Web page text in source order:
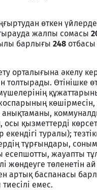
өткен
жалпы сомасы
барлығы 248
орталығына әкелу
толтырады. Өтінішке
көшірмесін,
анықтаманы,
қызметтерді
туралы);
тұрғындары,
есепшотты, жауапты
жөндеуге төленетін
артық баспанасы
емес.